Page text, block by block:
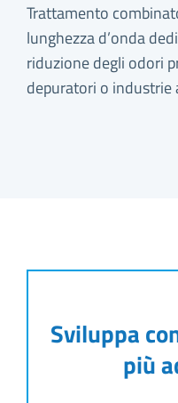
Trattamento
lunghezza d’onda
riduzione degli odori
depuratori o industrie
Sviluppa
più